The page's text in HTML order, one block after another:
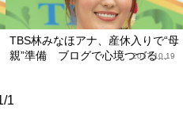
TBS林みなほアナ、産休入りで“母
親”準備 ブログで心境つづる...
2017.10.19
1